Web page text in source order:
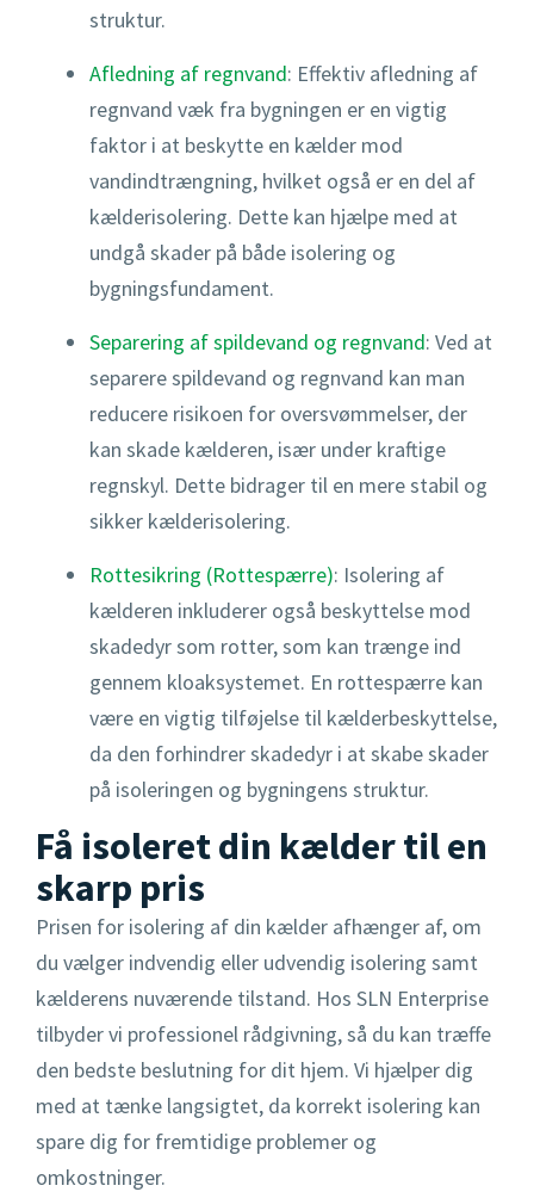
struktur.
Afledning af regnvand: Effektiv afledning af
regnvand væk fra bygningen er en vigtig
faktor i at beskytte en kælder mod
vandindtrængning, hvilket også er en del af
kælderisolering. Dette kan hjælpe med at
undgå skader på både isolering og
bygningsfundament.
Separering af spildevand og regnvand: Ved at
separere spildevand og regnvand kan man
reducere risikoen for oversvømmelser, der
kan skade kælderen, især under kraftige
regnskyl. Dette bidrager til en mere stabil og
sikker kælderisolering.
Rottesikring (Rottespærre): Isolering af
kælderen inkluderer også beskyttelse mod
skadedyr som rotter, som kan trænge ind
gennem kloaksystemet. En rottespærre kan
være en vigtig tilføjelse til kælderbeskyttelse,
da den forhindrer skadedyr i at skabe skader
på isoleringen og bygningens struktur.
Få isoleret din kælder til en
skarp pris
Prisen for isolering af din kælder afhænger af, om
du vælger indvendig eller udvendig isolering samt
kælderens nuværende tilstand. Hos SLN Enterprise
tilbyder vi professionel rådgivning, så du kan træffe
den bedste beslutning for dit hjem. Vi hjælper dig
med at tænke langsigtet, da korrekt isolering kan
spare dig for fremtidige problemer og
omkostninger.